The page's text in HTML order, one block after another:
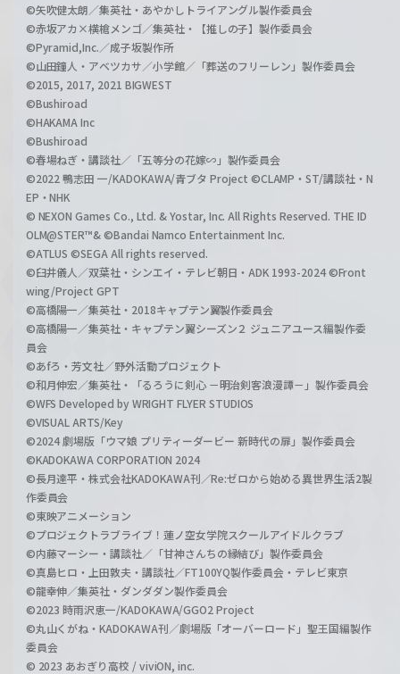
©矢吹健太朗／集英社・あやかしトライアングル製作委員会
©赤坂アカ×横槍メンゴ／集英社・【推しの子】製作委員会
©Pyramid,Inc.／成子坂製作所
©山田鐘人・アベツカサ／小学館／「葬送のフリーレン」製作委員会
©2015, 2017, 2021 BIGWEST
©Bushiroad
©HAKAMA Inc
©Bushiroad
©春場ねぎ・講談社／「五等分の花嫁∽」製作委員会
©2022 鴨志田 一/KADOKAWA/青ブタ Project ©CLAMP・ST/講談社・N
EP・NHK
© NEXON Games Co., Ltd. & Yostar, Inc. All Rights Reserved. THE ID
OLM@STER™& ©Bandai Namco Entertainment Inc.
©ATLUS ©SEGA All rights reserved.
©臼井儀人／双葉社・シンエイ・テレビ朝日・ADK 1993-2024 ©Front
wing/Project GPT
©高橋陽一／集英社・2018キャプテン翼製作委員会
©高橋陽一／集英社・キャプテン翼シーズン２ ジュニアユース編製作委
員会
©あfろ・芳文社／野外活動プロジェクト
©和月伸宏／集英社・「るろうに剣心 －明治剣客浪漫譚－」製作委員会
©WFS Developed by WRIGHT FLYER STUDIOS
©VISUAL ARTS/Key
©2024 劇場版「ウマ娘 プリティーダービー 新時代の扉」製作委員会
©KADOKAWA CORPORATION 2024
©長月達平・株式会社KADOKAWA刊／Re:ゼロから始める異世界生活2製
作委員会
©東映アニメーション
©プロジェクトラブライブ！蓮ノ空女学院スクールアイドルクラブ
©内藤マーシー・講談社／「甘神さんちの縁結び」製作委員会
©真島ヒロ・上田敦夫・講談社／FT100YQ製作委員会・テレビ東京
©龍幸伸／集英社・ダンダダン製作委員会
©2023 時雨沢恵一/KADOKAWA/GGO2 Project
©丸山くがね・KADOKAWA刊／劇場版「オーバーロード」聖王国編製作
委員会
© 2023 あおぎり高校 / viviON, inc.